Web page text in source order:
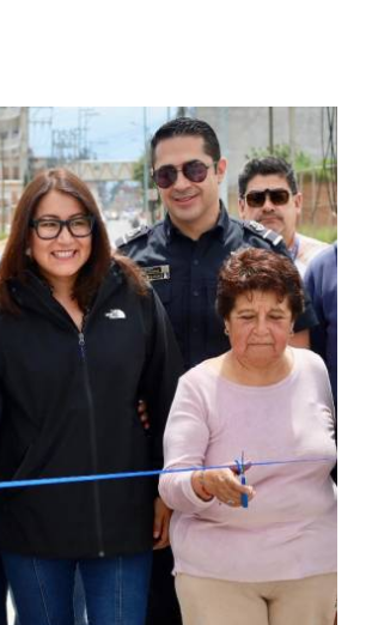
Informa el gobierno federal cómo fue el
operativo de captura de "El Mencho" y sus
reacciones en Jalisco